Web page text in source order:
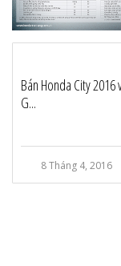
Bán Honda City
G...
8 Tháng 4, 2016